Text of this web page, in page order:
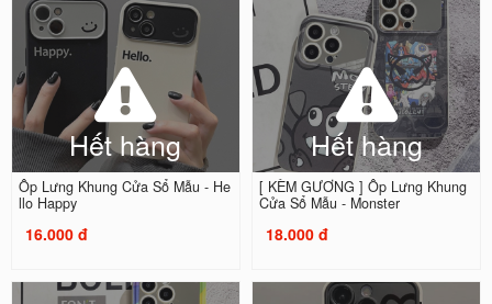
Hết hàng
Ốp Lưng Khung Cửa Sổ Mẫu - He
llo Happy
16.000 đ
Hết hàng
[ KÈM GƯƠNG ] Ốp Lưng Khung
Cửa Sổ Mẫu - Monster
18.000 đ